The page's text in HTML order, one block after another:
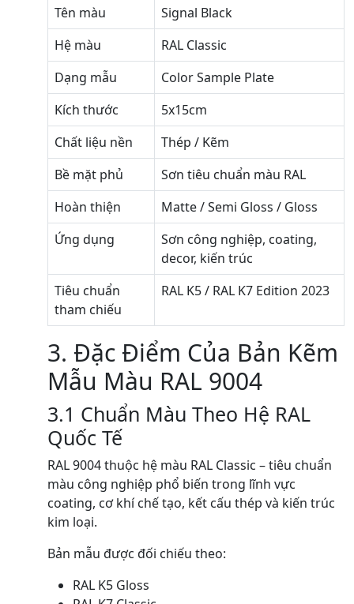
Tên màu
Signal Black
Hệ màu
RAL Classic
Dạng mẫu
Color Sample Plate
Kích thước
5x15cm
Chất liệu nền
Thép / Kẽm
Bề mặt phủ
Sơn tiêu chuẩn màu RAL
Hoàn thiện
Matte / Semi Gloss / Gloss
Ứng dụng
Sơn công nghiệp, coating,
decor, kiến trúc
Tiêu chuẩn
tham chiếu
RAL K5 / RAL K7 Edition 2023
3. Đặc Điểm Của Bản Kẽm
Mẫu Màu RAL 9004
3.1 Chuẩn Màu Theo Hệ RAL
Quốc Tế
RAL 9004 thuộc hệ màu RAL Classic – tiêu chuẩn
màu công nghiệp phổ biến trong lĩnh vực
coating, cơ khí chế tạo, kết cấu thép và kiến trúc
kim loại.
Bản mẫu được đối chiếu theo:
RAL K5 Gloss